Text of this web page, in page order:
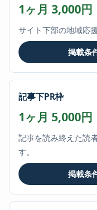
1ヶ月 3,000円
サイト下部の地域応
掲載条
記事下PR枠
1ヶ月 5,000円
記事を読み終えた読
す。
掲載条